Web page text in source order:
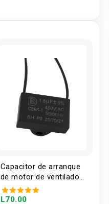
Capacitor de arranque
de motor de ventilador
CBB61 450V 0.8UF -
25UF
L70.00